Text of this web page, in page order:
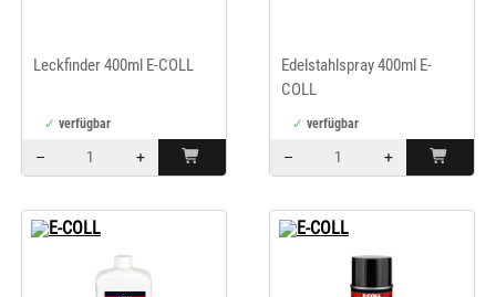
Leckfinder 400ml E-COLL
verfügbar
–
+
Edelstahlspray 400ml E-
COLL
verfügbar
–
+